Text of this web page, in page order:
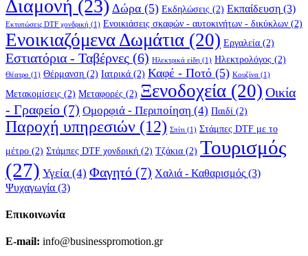
Διαμονή (23) Δώρα (5) Εκδηλώσεις (2) Εκπαίδευση (3)
Εκτυπώσεις DTF χονδρική (1) Ενοικιάσεις σκαφών - αυτοκινήτων - δικύκλων (2)
Ενοικιαζόμενα Δωμάτια (20) Εργαλεία (2)
Εστιατόρια - Ταβέρνες (6) Ηλεκτρικά είδη (1) Ηλεκτρολόγος (2)
Θέατρο (1) Θέρμανση (2) Ιατρικά (2) Καφέ - Ποτό (5) Κουζίνα (1)
Μετακομίσεις (2) Μεταφορές (2) Ξενοδοχεία (20) Οικία
- Γραφείο (7) Ομορφιά - Περιποίηση (4) Παιδί (2)
Παροχή υπηρεσιών (12) Σπίτι (1) Στάμπες DTF με το
μέτρο (2) Στάμπες DTF χονδρική (2) Τζάκια (2) Τουρισμός
(27) Υγεία (4) Φαγητό (7) Χαλιά - Καθαρισμός (3)
Ψυχαγωγία (3)
Επικοινωνία
E-mail: info@businesspromotion.gr